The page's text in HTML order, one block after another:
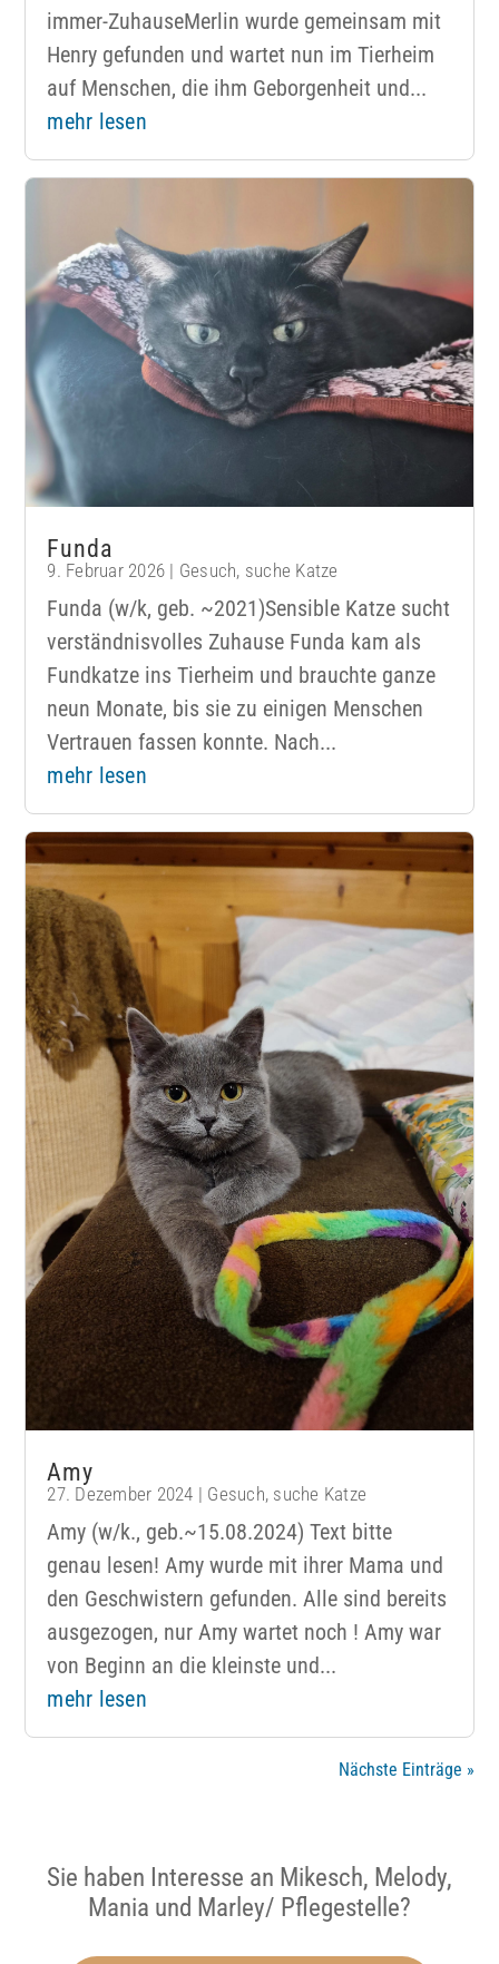
immer-ZuhauseMerlin wurde gemeinsam mit
Henry gefunden und wartet nun im Tierheim
auf Menschen, die ihm Geborgenheit und...
mehr lesen
Funda
9. Februar 2026 | Gesuch, suche Katze
Funda (w/k, geb. ~2021)Sensible Katze sucht
verständnisvolles Zuhause Funda kam als
Fundkatze ins Tierheim und brauchte ganze
neun Monate, bis sie zu einigen Menschen
Vertrauen fassen konnte. Nach...
mehr lesen
Amy
27. Dezember 2024 | Gesuch, suche Katze
Amy (w/k., geb.~15.08.2024) Text bitte
genau lesen! Amy wurde mit ihrer Mama und
den Geschwistern gefunden. Alle sind bereits
ausgezogen, nur Amy wartet noch ! Amy war
von Beginn an die kleinste und...
mehr lesen
Nächste Einträge »
Sie haben Interesse an Mikesch, Melody,
Mania und Marley/ Pflegestelle?